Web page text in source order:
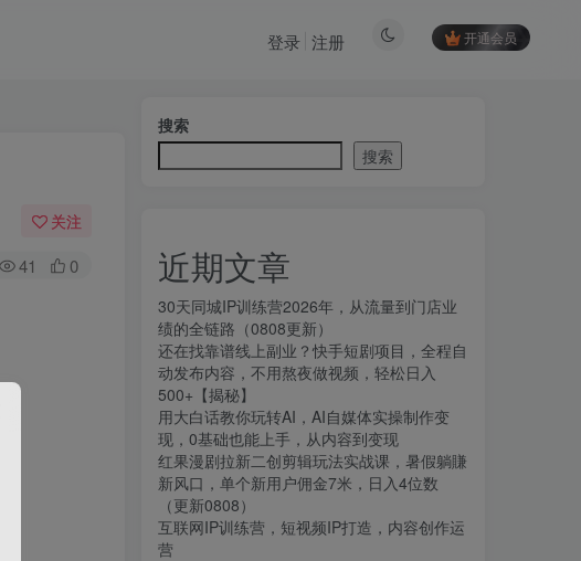
开通会员
登录 注册
关注
41 0
搜索
搜索
近期文章
30天同城IP训练营2026年，从流量到门店业
绩的全链路（0808更新）
还在找靠谱线上副业？快手短剧项目，全程自
动发布内容，不用熬夜做视频，轻松日入
500+【揭秘】
用大白话教你玩转AI，AI自媒体实操制作变
现，0基础也能上手，从内容到变现
红果漫剧拉新二创剪辑玩法实战课，暑假躺賺
新风口，单个新用户佣金7米，日入4位数
（更新0808）
互联网IP训练营，短视频IP打造，内容创作运
营